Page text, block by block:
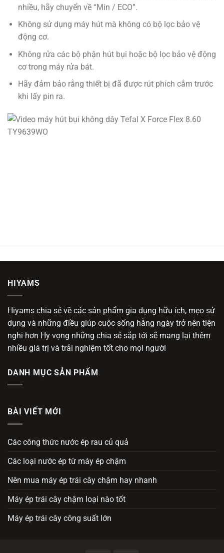
nhiều, hãy chuyển về “Min / ECO”.
Không sử dụng máy hút mà không có bộ lọc bảo vệ
động cơ.
Không rửa các bộ phận hút bụi hoặc bộ lọc bảo vệ động
cơ trong máy rửa bát.
Hãy đảm bảo rằng thiết bị đã được rút phích cắm trước
khi lấy pin ra.
HIYAMS
Hiyams chia sẻ về các sản phẩm gia dụng hữu ích, mẹo sử
dụng và những điều giúp cuộc sống hằng ngày trở nên tiện
nghi hơn Hy vọng những chia sẻ sắp tới sẽ mang lại thêm
nhiều giá trị và trải nghiệm tốt cho mọi người
DANH MỤC SẢN PHẨM
BÀI VIẾT MỚI
Các công thức nước ép rau củ quả
Các loại nước ép từ máy ép chậm
Nên mua máy ép trái cây chậm hay nhanh
Máy ép trái cây chậm loại nào tốt
Máy ép trái cây công suất lớn